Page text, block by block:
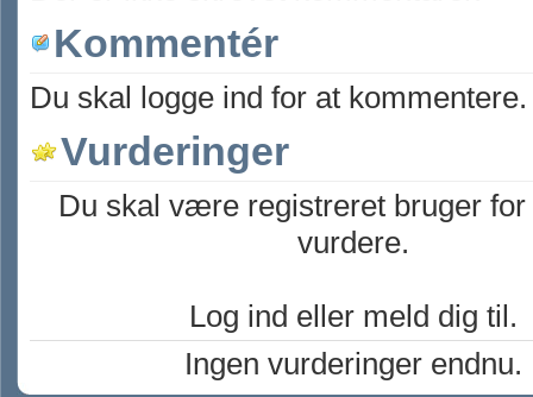
Kommentér
Du skal logge ind for at kommentere.
Vurderinger
Du skal være registreret bruger for
vurdere.
Log ind eller meld dig til.
Ingen vurderinger endnu.